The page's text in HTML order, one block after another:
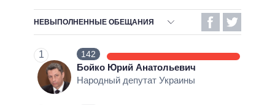
ДАЙДЖЕСТЫ
ВЕРХОВНАЯ РАДА
ГЛАВЫ ОБЛАДМИНИСТРАЦИЙ
МЭРЫ
ВСЕ ПЕРСОНЫ
ВИДЕО
СРАВНЕНИЕ ПОЛИТИКОВ
НЕВЫПОЛНЕННЫЕ ОБЕЩАНИЯ
БЕЗОТВЕТСТВЕННОСТЬ
ВЫПОЛНЕННЫЕ ОБЕЩАНИЯ
1 142
Бойко Юрий Анатольевич
Народный депутат Украины